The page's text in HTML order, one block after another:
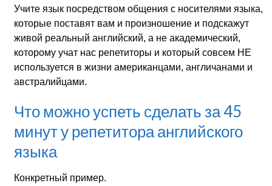
Учите язык посредством общения с носителями языка,
которые поставят вам и произношение и подскажут
живой реальный английский, а не академический,
которому учат нас репетиторы и который совсем НЕ
используется в жизни американцами, англичанами и
австралийцами.
Что можно успеть сделать за 45
минут у репетитора английского
языка
Конкретный пример.